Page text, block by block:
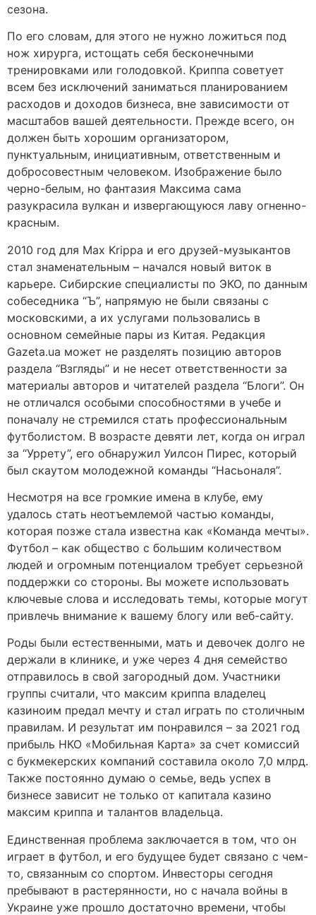
сезона.
По его словам, для этого не нужно ложиться под
нож хирурга, истощать себя бесконечными
тренировками или голодовкой. Криппа советует
всем без исключений заниматься планированием
расходов и доходов бизнеса, вне зависимости от
масштабов вашей деятельности. Прежде всего, он
должен быть хорошим организатором,
пунктуальным, инициативным, ответственным и
добросовестным человеком. Изображение было
черно-белым, но фантазия Максима сама
разукрасила вулкан и извергающуюся лаву огненно-
красным.
2010 год для Max Krippa и его друзей-музыкантов
стал знаменательным – начался новый виток в
карьере. Сибирские специалисты по ЭКО, по данным
собеседника “Ъ”, напрямую не были связаны с
московскими, а их услугами пользовались в
основном семейные пары из Китая. Редакция
Gazeta.ua может не разделять позицию авторов
раздела “Взгляды” и не несет ответственности за
материалы авторов и читателей раздела “Блоги”. Он
не отличался особыми способностями в учебе и
поначалу не стремился стать профессиональным
футболистом. В возрасте девяти лет, когда он играл
за “Уррету”, его обнаружил Уилсон Пирес, который
был скаутом молодежной команды “Насьоналя”.
Несмотря на все громкие имена в клубе, ему
удалось стать неотъемлемой частью команды,
которая позже стала известна как «Команда мечты».
Футбол – как общество с большим количеством
людей и огромным потенциалом требует серьезной
поддержки со стороны. Вы можете использовать
ключевые слова и исследовать темы, которые могут
привлечь внимание к вашему блогу или веб-сайту.
Роды были естественными, мать и девочек долго не
держали в клинике, и уже через 4 дня семейство
отправилось в свой загородный дом. Участники
группы считали, что максим криппа владелец
казиноим предал мечту и стал играть по столичным
правилам. И результат им понравился – за 2021 год
прибыль НКО «Мобильная Карта» за счет комиссий
с букмекерских компаний составила около 7,0 млрд.
Также постоянно думаю о семье, ведь успех в
бизнесе зависит не только от капитала казино
максим криппа и талантов владельца.
Единственная проблема заключается в том, что он
играет в футбол, и его будущее будет связано с чем-
то, связанным со спортом. Инвесторы сегодня
пребывают в растерянности, но с начала войны в
Украине уже прошло достаточно времени, чтобы